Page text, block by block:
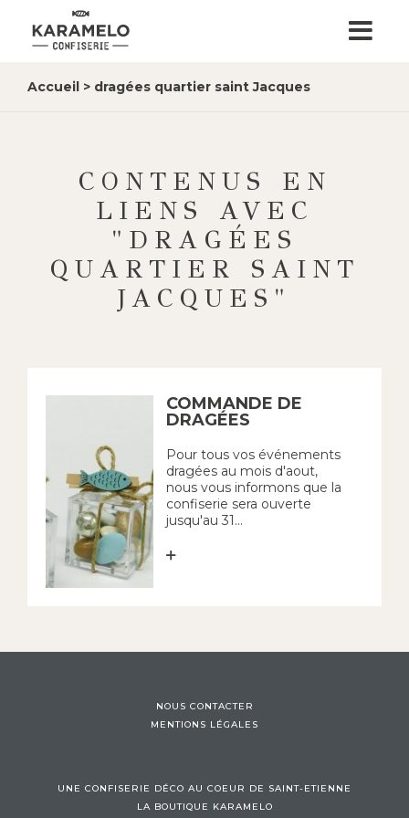
Accueil > dragées quartier saint Jacques
CONTENUS EN
LIENS AVEC
"DRAGÉES
QUARTIER SAINT
JACQUES"
COMMANDE DE
DRAGÉES
Pour tous vos événements
dragées au mois d'aout,
nous vous informons que la
confiserie sera ouverte
jusqu'au 31...
UNE CONFISERIE DÉCO AU COEUR DE SAINT-ETIENNE
LA BOUTIQUE KARAMELO
NOUS CONTACTER
MENTIONS LÉGALES